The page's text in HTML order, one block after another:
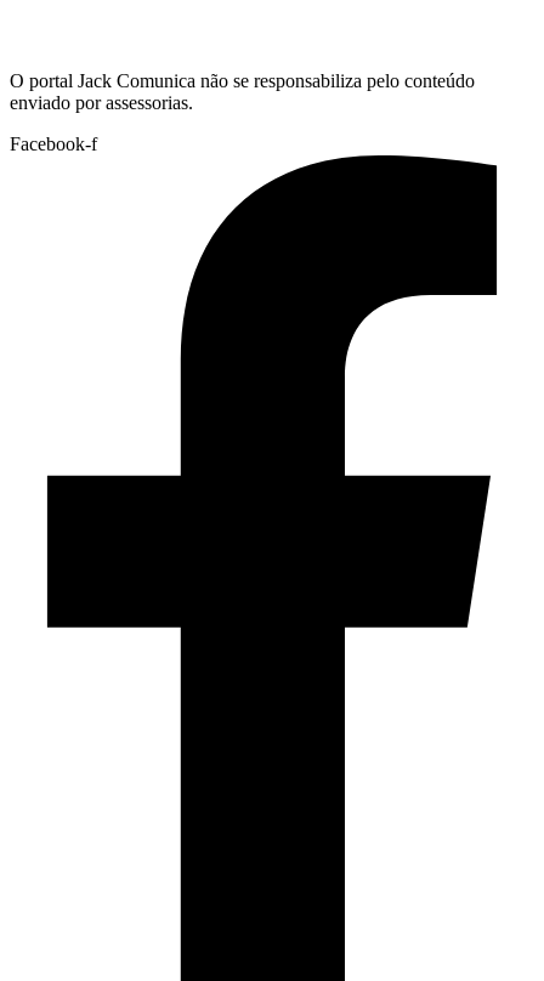
O portal Jack Comunica não se responsabiliza pelo conteúdo
enviado por assessorias.
Facebook-f